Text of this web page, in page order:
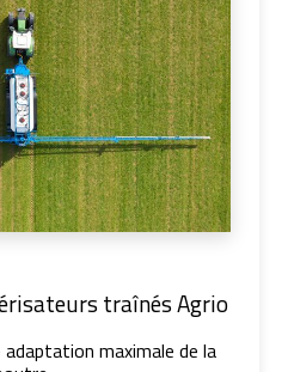
traînés Agrio
adaptation maximale de la